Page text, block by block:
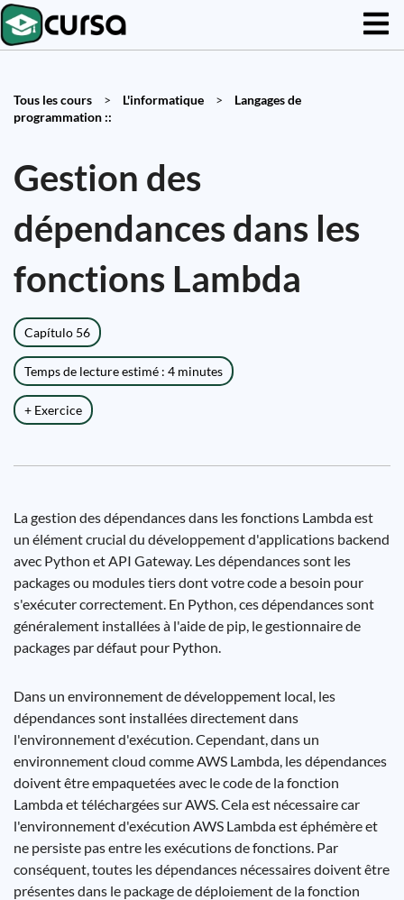
Tous les cours > L'informatique >
Langages de
programmation ::
Gestion des
dépendances dans les
fonctions Lambda
Capítulo 56
Temps de lecture estimé : 4 minutes
+ Exercice
La gestion des dépendances dans les fonctions Lambda est
un élément crucial du développement d'applications backend
avec Python et API Gateway. Les dépendances sont les
packages ou modules tiers dont votre code a besoin pour
s'exécuter correctement. En Python, ces dépendances sont
généralement installées à l'aide de pip, le gestionnaire de
packages par défaut pour Python.
Dans un environnement de développement local, les
dépendances sont installées directement dans
l'environnement d'exécution. Cependant, dans un
environnement cloud comme AWS Lambda, les dépendances
doivent être empaquetées avec le code de la fonction
Lambda et téléchargées sur AWS. Cela est nécessaire car
l'environnement d'exécution AWS Lambda est éphémère et
ne persiste pas entre les exécutions de fonctions. Par
conséquent, toutes les dépendances nécessaires doivent être
présentes dans le package de déploiement de la fonction